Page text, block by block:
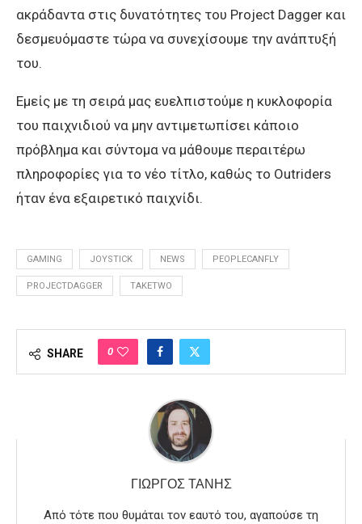
ακράδαντα στις δυνατότητες του Project Dagger και
δεσμευόμαστε τώρα να συνεχίσουμε την ανάπτυξή
του.
Εμείς με τη σειρά μας ευελπιστούμε η κυκλοφορία
του παιχνιδιού να μην αντιμετωπίσει κάποιο
πρόβλημα και σύντομα να μάθουμε περαιτέρω
πληροφορίες για το νέο τίτλο, καθώς το Outriders
ήταν ένα εξαιρετικό παιχνίδι.
GAMING JOYSTICK NEWS PEOPLECANFLY
PROJECTDAGGER TAKETWO
SHARE 0
ΓΙΏΡΓΟΣ ΤΑΝΉΣ
Από τότε που θυμάται τον εαυτό του, αγαπούσε τη